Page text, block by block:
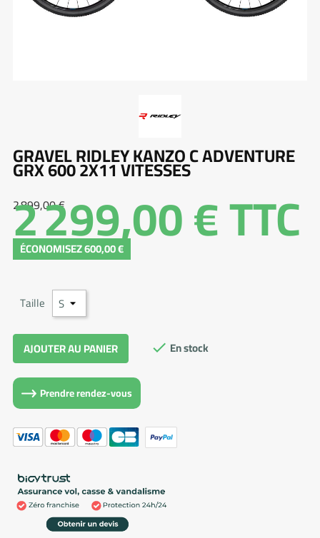
GRAVEL RIDLEY KANZO C ADVENTURE
GRX 600 2X11 VITESSES
2 899,00 €
2 299,00 €TTC
ÉCONOMISEZ 600,00 €
Taille
AJOUTER AU PANIER  En stock
Prendre rendez-vous